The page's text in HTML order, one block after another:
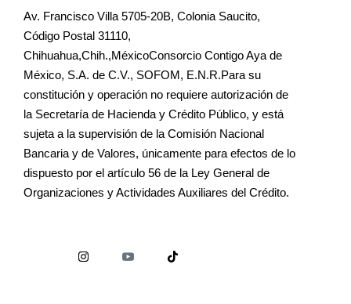
Av. Francisco Villa 5705-20B, Colonia Saucito,
Código Postal 31110,
Chihuahua,Chih.,MéxicoConsorcio Contigo Aya de
México, S.A. de C.V., SOFOM, E.N.R.Para su
constitución y operación no requiere autorización de
la Secretaría de Hacienda y Crédito Público, y está
sujeta a la supervisión de la Comisión Nacional
Bancaria y de Valores, únicamente para efectos de lo
dispuesto por el artículo 56 de la Ley General de
Organizaciones y Actividades Auxiliares del Crédito.